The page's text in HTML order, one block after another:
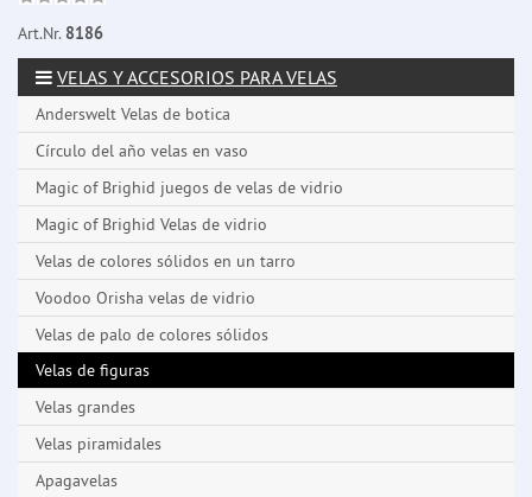
Art.Nr. 8186
VELAS Y ACCESORIOS PARA VELAS
Anderswelt Velas de botica
Círculo del año velas en vaso
Magic of Brighid juegos de velas de vidrio
Magic of Brighid Velas de vidrio
Velas de colores sólidos en un tarro
Voodoo Orisha velas de vidrio
Velas de palo de colores sólidos
Velas de figuras
Velas grandes
Velas piramidales
Apagavelas